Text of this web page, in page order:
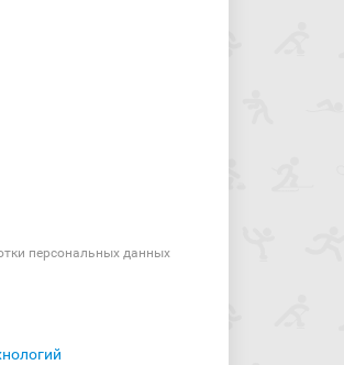
персональных данных